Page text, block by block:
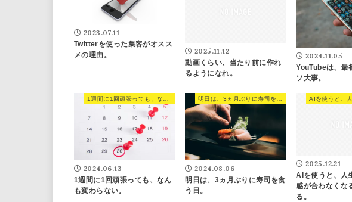
2023.07.11
Twitterを使った集客がオスス
メの理由。
2025.11.12
動画くらい、当たり前に作れ
るようになれ。
2024.11.05
YouTubeは、
ソ大事。
2024.06.13
1週間に1回頑張っても、なん
も変わらない。
2024.08.06
明日は、3ヵ月ぶりに寿司を食
う日。
2025.12.21
AIを使うと、人
感が合わなくな
る。